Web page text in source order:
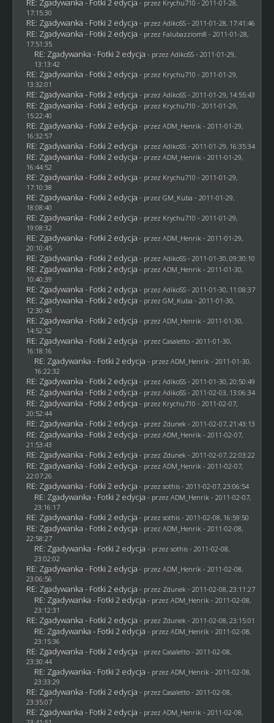
RE: Zgadywanka - Fotki 2 edycja - przez Krychu710 - 2011-01-28,
17:15:30
RE: Zgadywanka - Fotki 2 edycja - przez AdikoSS - 2011-01-28, 17:41:46
RE: Zgadywanka - Fotki 2 edycja - przez Falubazziom8 - 2011-01-28,
17:51:35
RE: Zgadywanka - Fotki 2 edycja - przez AdikoSS - 2011-01-29,
13:13:42
RE: Zgadywanka - Fotki 2 edycja - przez Krychu710 - 2011-01-29,
13:32:01
RE: Zgadywanka - Fotki 2 edycja - przez AdikoSS - 2011-01-29, 14:55:43
RE: Zgadywanka - Fotki 2 edycja - przez Krychu710 - 2011-01-29,
15:22:40
RE: Zgadywanka - Fotki 2 edycja - przez ADM_Henrik - 2011-01-29,
16:32:57
RE: Zgadywanka - Fotki 2 edycja - przez AdikoSS - 2011-01-29, 16:35:34
RE: Zgadywanka - Fotki 2 edycja - przez ADM_Henrik - 2011-01-29,
16:44:52
RE: Zgadywanka - Fotki 2 edycja - przez Krychu710 - 2011-01-29,
17:10:38
RE: Zgadywanka - Fotki 2 edycja - przez GM_Kuba - 2011-01-29,
18:08:40
RE: Zgadywanka - Fotki 2 edycja - przez Krychu710 - 2011-01-29,
19:08:32
RE: Zgadywanka - Fotki 2 edycja - przez ADM_Henrik - 2011-01-29,
20:10:45
RE: Zgadywanka - Fotki 2 edycja - przez AdikoSS - 2011-01-30, 09:30:10
RE: Zgadywanka - Fotki 2 edycja - przez ADM_Henrik - 2011-01-30,
10:40:39
RE: Zgadywanka - Fotki 2 edycja - przez AdikoSS - 2011-01-30, 11:08:37
RE: Zgadywanka - Fotki 2 edycja - przez GM_Kuba - 2011-01-30,
12:30:40
RE: Zgadywanka - Fotki 2 edycja - przez ADM_Henrik - 2011-01-30,
14:52:52
RE: Zgadywanka - Fotki 2 edycja - przez Casaletto- 2011-01-30,
16:18:16
RE: Zgadywanka - Fotki 2 edycja - przez ADM_Henrik - 2011-01-30,
16:22:32
RE: Zgadywanka - Fotki 2 edycja - przez AdikoSS - 2011-01-30, 20:50:49
RE: Zgadywanka - Fotki 2 edycja - przez AdikoSS - 2011-02-03, 13:06:34
RE: Zgadywanka - Fotki 2 edycja - przez Krychu710 - 2011-02-07,
20:52:44
RE: Zgadywanka - Fotki 2 edycja - przez Zdunek - 2011-02-07, 21:43:13
RE: Zgadywanka - Fotki 2 edycja - przez ADM_Henrik - 2011-02-07,
21:53:43
RE: Zgadywanka - Fotki 2 edycja - przez Zdunek - 2011-02-07, 22:03:22
RE: Zgadywanka - Fotki 2 edycja - przez ADM_Henrik - 2011-02-07,
22:07:26
RE: Zgadywanka - Fotki 2 edycja - przez sothis- 2011-02-07, 23:06:54
RE: Zgadywanka - Fotki 2 edycja - przez ADM_Henrik - 2011-02-07,
23:16:17
RE: Zgadywanka - Fotki 2 edycja - przez sothis- 2011-02-08, 16:59:50
RE: Zgadywanka - Fotki 2 edycja - przez ADM_Henrik - 2011-02-08,
22:58:27
RE: Zgadywanka - Fotki 2 edycja - przez sothis- 2011-02-08,
23:02:02
RE: Zgadywanka - Fotki 2 edycja - przez ADM_Henrik - 2011-02-08,
23:06:56
RE: Zgadywanka - Fotki 2 edycja - przez Zdunek - 2011-02-08, 23:11:27
RE: Zgadywanka - Fotki 2 edycja - przez ADM_Henrik - 2011-02-08,
23:12:31
RE: Zgadywanka - Fotki 2 edycja - przez Zdunek - 2011-02-08, 23:15:01
RE: Zgadywanka - Fotki 2 edycja - przez ADM_Henrik - 2011-02-08,
23:15:36
RE: Zgadywanka - Fotki 2 edycja - przez Casaletto- 2011-02-08,
23:30:44
RE: Zgadywanka - Fotki 2 edycja - przez ADM_Henrik - 2011-02-08,
23:33:29
RE: Zgadywanka - Fotki 2 edycja - przez Casaletto- 2011-02-08,
23:35:07
RE: Zgadywanka - Fotki 2 edycja - przez ADM_Henrik - 2011-02-08,